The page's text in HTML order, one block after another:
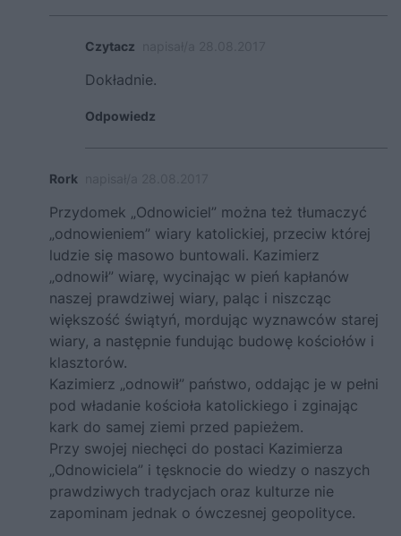
Czytacz
Dokładnie.
Odpowiedz
Rork
Przydomek „Odnowiciel” można też tłumaczyć
„odnowieniem” wiary katolickiej, przeciw której
ludzie się masowo buntowali. Kazimierz
„odnowił” wiarę, wycinając w pień kapłanów
naszej prawdziwej wiary, paląc i niszcząc
większość świątyń, mordując wyznawców starej
wiary, a następnie fundując budowę kościołów i
klasztorów.
Kazimierz „odnowił” państwo, oddając je w pełni
pod władanie kościoła katolickiego i zginając
kark do samej ziemi przed papieżem.
Przy swojej niechęci do postaci Kazimierza
„Odnowiciela” i tęsknocie do wiedzy o naszych
prawdziwych tradycjach oraz kulturze nie
zapominam jednak o ówczesnej geopolityce.